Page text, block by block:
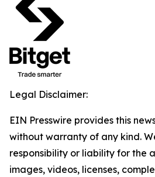
Legal Disclaimer:
EIN Presswire provides this
without warranty of any kind.
responsibility or liability for the
images, videos, licenses,